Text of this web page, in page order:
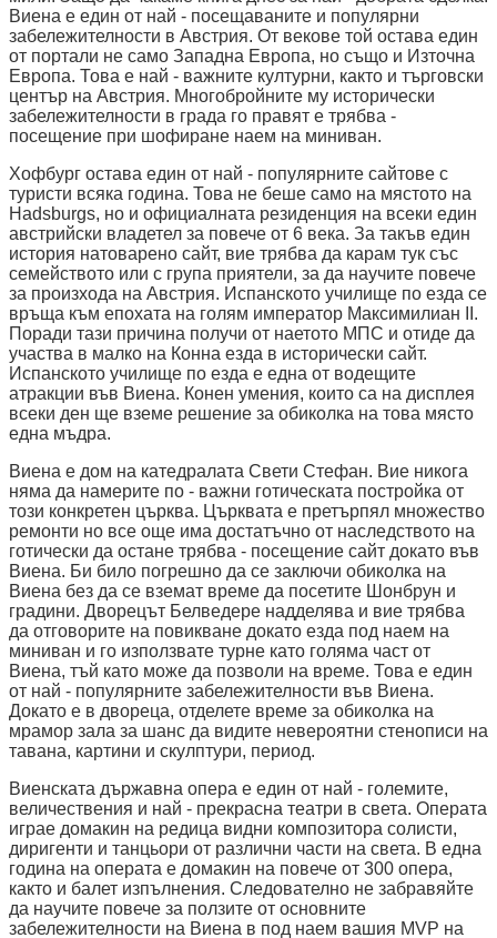
Виена е един от най - посещаваните и популярни
забележителности в Австрия. От векове той остава един
от портали не само Западна Европа, но също и Източна
Европа. Това е най - важните културни, както и търговски
център на Австрия. Многобройните му исторически
забележителности в града го правят е трябва -
посещение при шофиране наем на миниван.
Хофбург остава един от най - популярните сайтове с
туристи всяка година. Това не беше само на мястото на
Hadsburgs, но и официалната резиденция на всеки един
австрийски владетел за повече от 6 века. За такъв един
история натоварено сайт, вие трябва да карам тук със
семейството или с група приятели, за да научите повече
за произхода на Австрия. Испанското училище по езда се
връща към епохата на голям император Максимилиан II.
Поради тази причина получи от наетото МПС и отиде да
участва в малко на Конна езда в исторически сайт.
Испанското училище по езда е една от водещите
атракции във Виена. Конен умения, които са на дисплея
всеки ден ще вземе решение за обиколка на това място
една мъдра.
Виена е дом на катедралата Свети Стефан. Вие никога
няма да намерите по - важни готическата постройка от
този конкретен църква. Църквата е претърпял множество
ремонти но все още има достатъчно от наследството на
готически да остане трябва - посещение сайт докато във
Виена. Би било погрешно да се заключи обиколка на
Виена без да се вземат време да посетите Шонбрун и
градини. Дворецът Белведере надделява и вие трябва
да отговорите на повикване докато езда под наем на
миниван и го използвате турне като голяма част от
Виена, тъй като може да позволи на време. Това е един
от най - популярните забележителности във Виена.
Докато е в двореца, отделете време за обиколка на
мрамор зала за шанс да видите невероятни стенописи на
тавана, картини и скулптури, период.
Виенската държавна опера е един от най - големите,
величествения и най - прекрасна театри в света. Операта
играе домакин на редица видни композитора солисти,
диригенти и танцьори от различни части на света. В една
година на операта е домакин на повече от 300 опера,
както и балет изпълнения. Следователно не забравяйте
да научите повече за ползите от основните
забележителности на Виена в под наем вашия MVP на